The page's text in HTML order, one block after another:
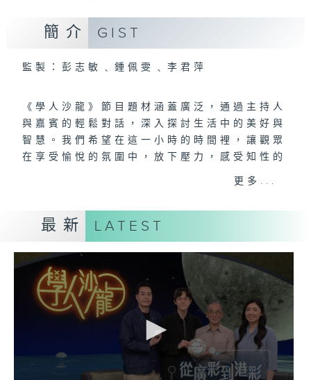
簡介 GIST
監製：彭志敏﹑鍾佩雯﹑李君萍
《學人沙龍》節目題材涵蓋廣泛，通過主持人
與嘉賓的輕鬆對話，深入探討生活中的美好與
智慧。我們希望在這一小時的時間裡，讓觀眾
在享受愉悅的氛圍中，放下壓力，感受知性的
~視覺藝術．電影．音樂．戲曲．文學~
「文化與藝術」打造出一個城市的素質與文
明，文化藝術五花八門，在文化藝術的不同範
疇裡，藝文工作者用不同媒體來呈現出精雕細
琢的作品，無論是自我情感的表達或是對社會
意識形態的反響，都是心血與智慧的合成。
星期日：非凡人物
~人物專訪~
更多...
最新 LATEST